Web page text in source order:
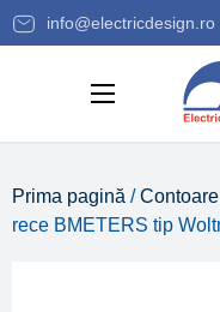
info@electricdesign.ro
Prima pagină /
rece BMETERS tip